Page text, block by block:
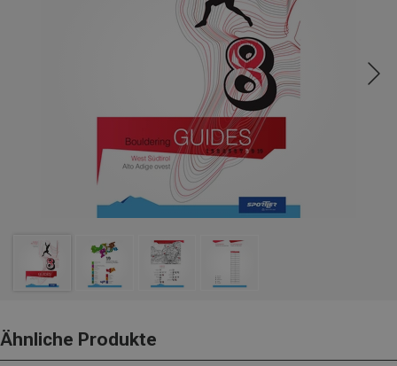
Ähnliche Produkte